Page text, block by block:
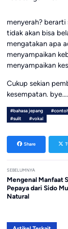
menyerah?
tidak akan bisa
mengatakan apa
menyampaikan
menyampaikan
Cukup sekian
kesempatan. bye….
#bahasa jepang
#sulit
#vokal
Share
SEBELUMNYA
Mengenal Manfaat
Pepaya dari Sido
Natural